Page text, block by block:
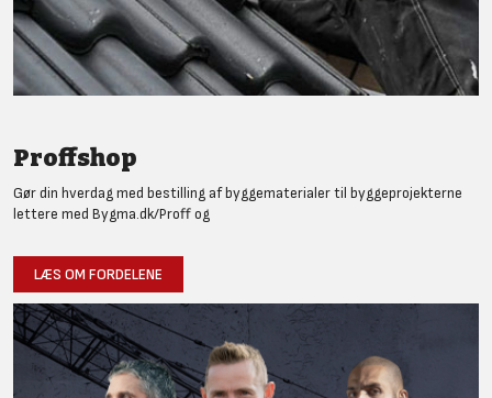
Proffshop
Gør din hverdag med bestilling af byggematerialer til byggeprojekterne
lettere med Bygma.dk/Proff og
LÆS OM FORDELENE